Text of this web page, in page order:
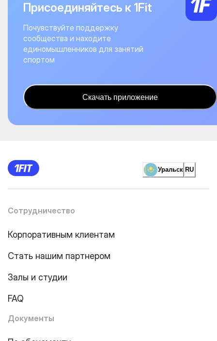
Присоединяйтесь к 1Fit
Почувствуйте поддержку
сообщества и находите
единомышленников для занятий
спортом
Скачать приложение
Уральск RU
Сотрудничество
Корпоративным клиентам
Стать нашим партнером
Залы и студии
FAQ
Документы